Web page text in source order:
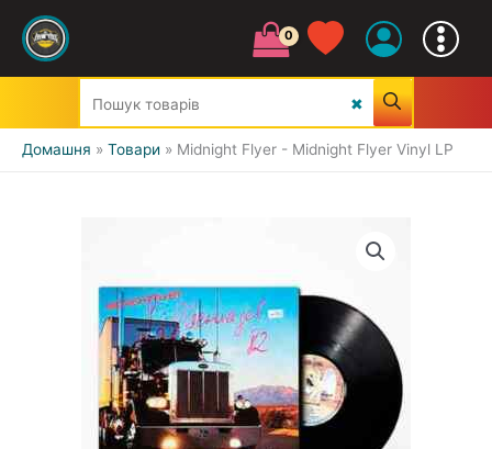
Домашня Товари Midnight Flyer - Midnight Flyer Vinyl LP
CLASSIC